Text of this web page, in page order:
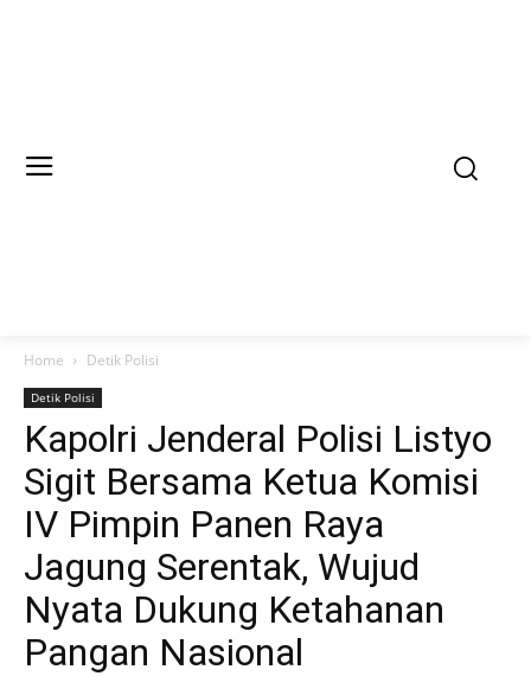
Home Detik Polisi
Detik Polisi
Kapolri Jenderal Polisi Listyo
Sigit Bersama Ketua Komisi
IV Pimpin Panen Raya
Jagung Serentak, Wujud
Nyata Dukung Ketahanan
Pangan Nasional